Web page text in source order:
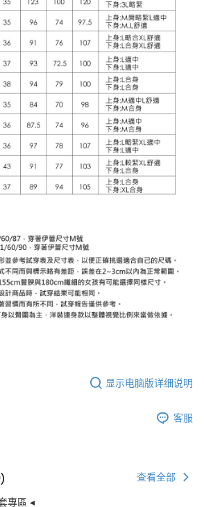
显示电脑版详细说明
客服
查看全部
專區 ◂